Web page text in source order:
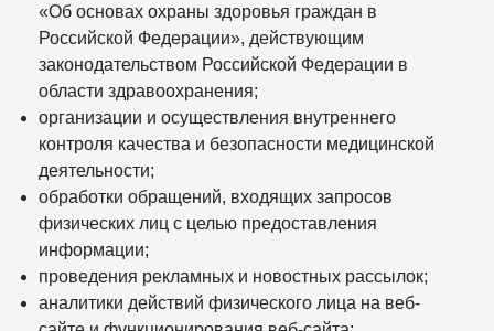
«Об основах охраны здоровья граждан в
Российской Федерации», действующим
законодательством Российской Федерации в
области здравоохранения;
организации и осуществления внутреннего
контроля качества и безопасности медицинской
деятельности;
обработки обращений, входящих запросов
физических лиц с целью предоставления
информации;
проведения рекламных и новостных рассылок;
аналитики действий физического лица на веб-